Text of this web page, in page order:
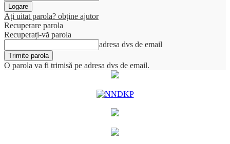
Ați uitat parola? obține ajutor
Recuperare parola
Recuperați-vă parola
adresa dvs de email
O parola va fi trimisă pe adresa dvs de email.